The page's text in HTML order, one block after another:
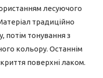
лесуючого
традиційно
потім тонування з
кольору. Останнім
поверхні лаком.